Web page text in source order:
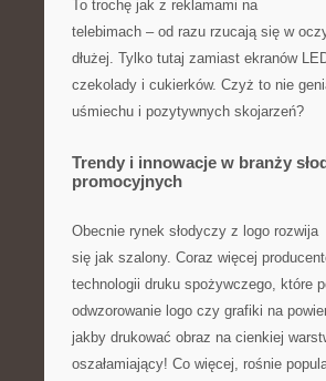
To trochę jak z reklamami na
telebimach – od razu rzucają się w
dłużej. Tylko tutaj zamiast ekranów
czekolady i cukierków. Czyż to nie
uśmiechu i pozytywnych skojarzeń?
Trendy i innowacje w branży
promocyjnych
Obecnie rynek słodyczy z logo rozwija
się jak szalony. Coraz więcej
technologii druku spożywczego, które
odwzorowanie logo czy grafiki na
jakby drukować obraz na cienkiej
oszałamiający! Co więcej, rośnie